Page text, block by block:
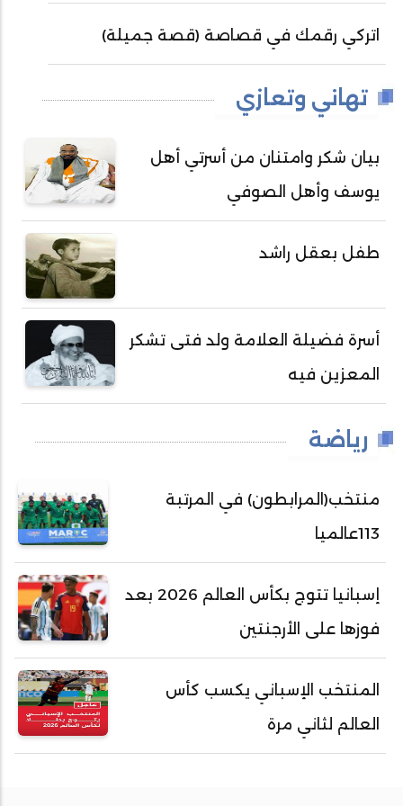
اتركي رقمك في قصاصة (قصة جميلة)
تهاني وتعازي
بيان شكر وامتنان من أسرتي أهل
يوسف وأهل الصوفي
طفل بعقل راشد
أسرة فضيلة العلامة ولد فتى تشكر
المعزين فيه
رياضة
منتخب(المرابطون) في المرتبة
113عالميا
إسبانيا تتوج بكأس العالم 2026 بعد
فوزها على الأرجنتين
المنتخب الإسباني يكسب كأس
العالم لثاني مرة